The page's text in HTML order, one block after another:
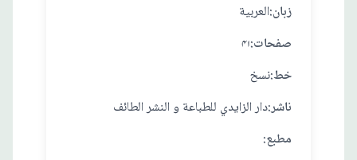
العربية :زبان
۴۱ :صفحات
نسخ:خط
دار الزايدي للطباعة و النشر الطائف:ناشر
:مطبع